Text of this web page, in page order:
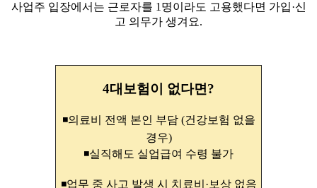
사업주 입장에서는 근로자를 1명이라도 고용했다면 가입·신
고 의무가 생겨요.
4대보험이 없다면?
◾의료비 전액 본인 부담 (건강보험 없을
경우)
◾실직해도 실업급여 수령 불가
◾업무 중 사고 발생 시 치료비·보상 없음